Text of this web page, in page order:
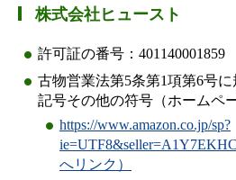
株式会社ヒュースト
許可証の番号：401140001859
古物営業法第5条第1項第6号に
記号その他の符号（ホームペ
https://www.amazon.co.jp/sp?
へリンク）